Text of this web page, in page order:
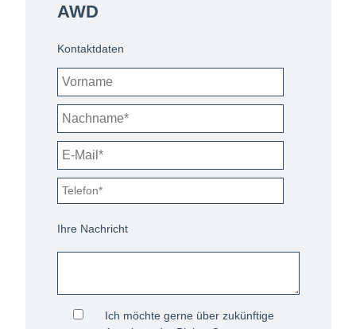
AWD
Kontaktdaten
Ihre Nachricht
Ich möchte gerne über zukünftige